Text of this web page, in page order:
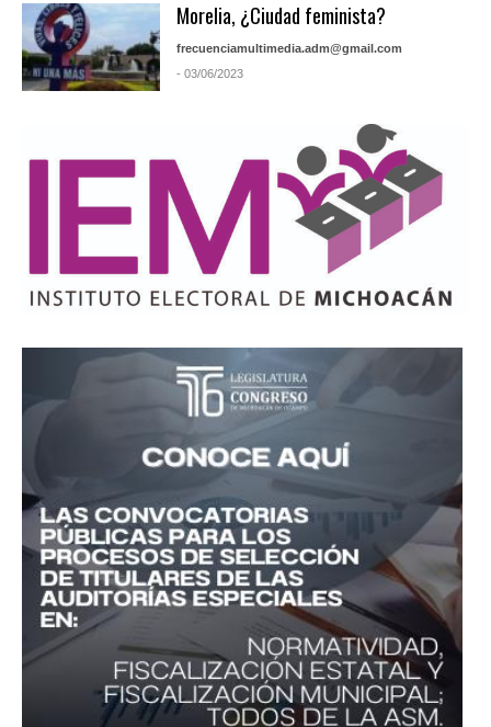
Morelia, ¿Ciudad feminista?
frecuenciamultimedia.adm@gmail.com
- 03/06/2023